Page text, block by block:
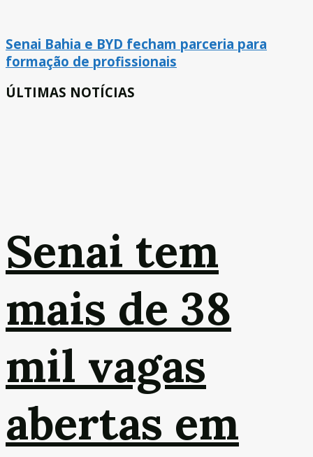
Senai Bahia e BYD fecham parceria para
formação de profissionais
ÚLTIMAS NOTÍCIAS
Senai tem
mais de 38
mil vagas
abertas em